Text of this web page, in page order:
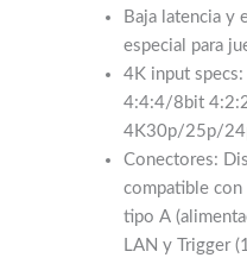
Baja latencia y
especial para
4K input
4:4:4/8bit
4K30p/25p/
Conectores:
compatible con
tipo A
LAN y Trigger